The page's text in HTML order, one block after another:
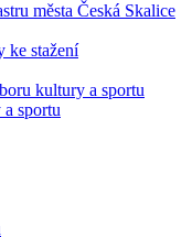
města Česká Skalice
ke stažení
kultury a sportu
sportu